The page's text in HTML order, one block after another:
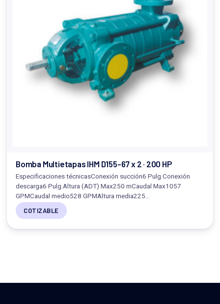
Bomba Multietapas IHM D155-67 x 2 · 200 HP
Especificaciones técnicasConexión succión6 Pulg.Conexión
descarga6 Pulg.Altura (ADT) Max250 mCaudal Max1057
GPMCaudal medio528 GPMAltura media225…
COTIZABLE